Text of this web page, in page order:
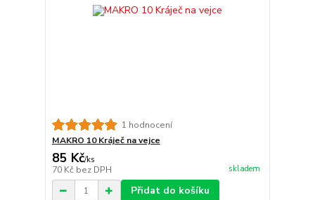
1 hodnocení
MAKRO 10 Kráječ na vejce
85 Kč/ks
70 Kč bez DPH skladem
Přidat do košíku